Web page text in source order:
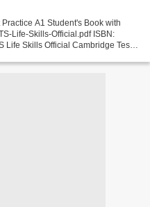
A1 Student's Book with
Life-Skills-Official.pdf ISBN:
Life Skills Official Cambridge Test